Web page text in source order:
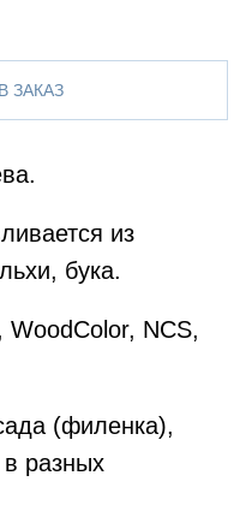
ЗАКАЗ
из
бука.
NCS,
(филенка),
разных